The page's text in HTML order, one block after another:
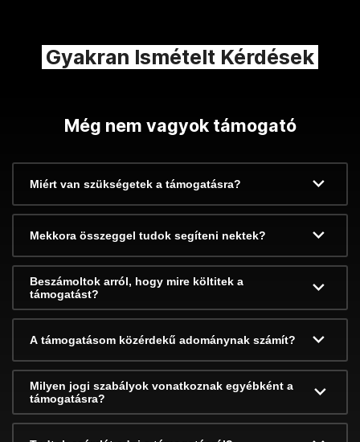
Gyakran Ismételt Kérdések
Még nem vagyok támogató
Miért van szükségetek a támogatásra?
Mekkora összeggel tudok segíteni nektek?
Beszámoltok arról, hogy mire költitek a
támogatást?
A támogatásom közérdekű adománynak számít?
Milyen jogi szabályok vonatkoznak egyébként a
támogatásra?